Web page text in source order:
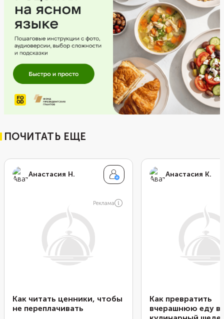
ПОЧИТАТЬ ЕЩЕ
Анастасия Н.
Как читать ценники, чтобы
не переплачивать
Реклама
Анастасия К.
Как превратить
вчерашнюю еду в